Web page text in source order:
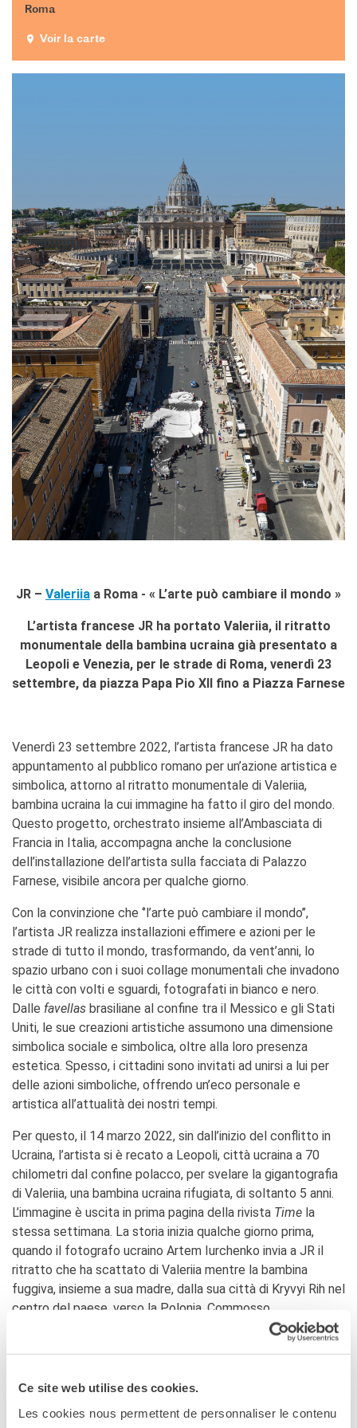
Ce site web utilise des cookies.
Les cookies nous permettent de personnaliser le contenu
CINÉMA ET AUDIOVISUEL
Fuori Sala
La Francia al Cinema
DÉBATS D'IDÉES
UNIVERSITÉ, RECHERCHE,
INNOVATION
Étudier en France
Doubles diplômes
Soutien à la recherche et
l'innovation
YEP - Young Entrepreneurs
Programme
QUI SOMMES-NOUS ?
Contacts
Organigramme
Emplois/stages
Marchés Publics
NOS MÉCÈNES
Le operazioni
Come sostenere
I Vantaggi
I nostri luoghi
ARCHIVES
Dialoghi del Farnese
Farnèse à la page
Festa della musica
Incontro italo-francesi sul
Operazioni artistiche
PERCHÉ IMPARARE IL
FRANCESE
RECHERCHER
Roma
Voir la carte
JR – Valeriia a Roma - « L’arte può cambiare il mondo »
L’artista francese JR ha portato Valeriia, il ritratto
monumentale della bambina ucraina già presentato a
Leopoli e Venezia, per le strade di Roma, venerdì 23
settembre, da piazza Papa Pio XII fino a Piazza Farnese
Venerdì 23 settembre 2022, l’artista francese JR ha dato
appuntamento al pubblico romano per un’azione artistica e
simbolica, attorno al ritratto monumentale di Valeriia,
bambina ucraina la cui immagine ha fatto il giro del mondo.
Questo progetto, orchestrato insieme all’Ambasciata di
Francia in Italia, accompagna anche la conclusione
dell’installazione dell’artista sulla facciata di Palazzo
Farnese, visibile ancora per qualche giorno.
Con la convinzione che ‘’l’arte può cambiare il mondo’’,
l’artista JR realizza installazioni effimere e azioni per le
strade di tutto il mondo, trasformando, da vent’anni, lo
spazio urbano con i suoi collage monumentali che invadono
le città con volti e sguardi, fotografati in bianco e nero.
Dalle favellas brasiliane al confine tra il Messico e gli Stati
Uniti, le sue creazioni artistiche assumono una dimensione
simbolica sociale e simbolica, oltre alla loro presenza
estetica. Spesso, i cittadini sono invitati ad unirsi a lui per
delle azioni simboliche, offrendo un’eco personale e
artistica all’attualità dei nostri tempi.
Per questo, il 14 marzo 2022, sin dall’inizio del conflitto in
Ucraina, l’artista si è recato a Leopoli, città ucraina a 70
chilometri dal confine polacco, per svelare la gigantografia
di Valeriia, una bambina ucraina rifugiata, di soltanto 5 anni.
L’immagine è uscita in prima pagina della rivista Time la
stessa settimana. La storia inizia qualche giorno prima,
quando il fotografo ucraino Artem Iurchenko invia a JR il
ritratto che ha scattato di Valeriia mentre la bambina
fuggiva, insieme a sua madre, dalla sua città di Kryvyi Rih nel
centro del paese, verso la Polonia. Commosso
dall’immagine di questa bambina sorridente, JR decide
immediatamente di stamparla in formate gigante – 45 x 15
stampata, insieme a un centinaio di persone, davanti al